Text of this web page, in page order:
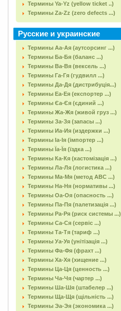
Термины Ya-Yz (yellow ticket ..)
Термины Za-Zz (zero defects ...)
Русские и украинские
Термины Аа-Ая (аутсорсинг ...)
Термины Ба-Бя (баланс ...)
Термины Ва-Вя (вексель ...)
Термины Га-Гя (гудвилл ...)
Термины Да-Дя (дистрибуція...)
Термины Еа-Ея (експортер ...)
Термины Єа-Єя (єдиний ...)
Термины Жа-Жя (живой груз ...)
Термины За-Зя (запасы ...)
Термины Иа-Ия (издержки ...)
Термины Іа-Ія (імпортер ...)
Термины Їа-Їя (їздка ...)
Термины Ка-Кя (кастомізація ...)
Термины Ла-Ля (логистика ...)
Термины Ма-Мя (метод АВС ...)
Термины На-Ня (нормативы ...)
Термины Оа-Оя (опасность ...)
Термины Па-Пя (палетизація ...)
Термины Ра-Ря (риск системы ...)
Термины Са-Ся (сервіс ...)
Термины Та-Тя (тариф ...)
Термины Уа-Уя (унітізація ...)
Термины Фа-Фя (фрахт ...)
Термины Ха-Хя (хищение ...)
Термины Ца-Ця (ценность ...)
Термины Ча-Чя (чартер ...)
Термины Ша-Шя (штабелер ...)
Термины Ща-Щя (щільність ...)
Термины Эа-Эя (экономика ...)